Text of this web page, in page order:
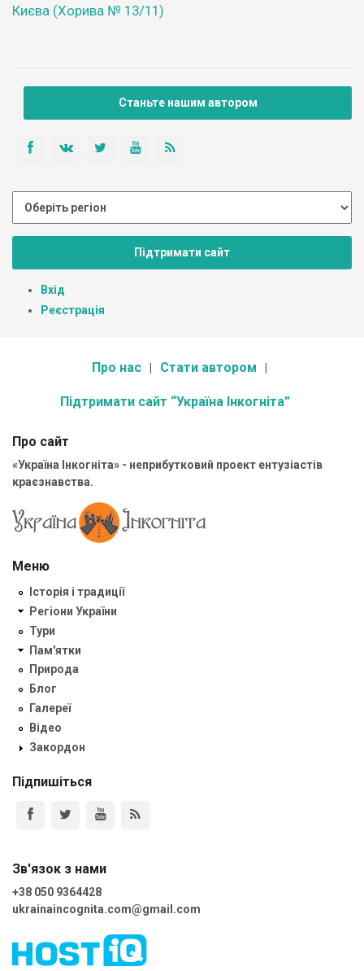
Києва (Хорива № 13/11)
Станьте нашим автором
Підтримати сайт
Вхід
Реєстрація
Про нас Стати автором
Підтримати сайт “Україна Інкогніта”
Про сайт
«Україна Інкогніта» - неприбутковий проект ентузіастів
краєзнавства.
Меню
Історія і традиції
Регіони України
Тури
Пам'ятки
Природа
Блог
Галереї
Відео
Закордон
Підпишіться
Зв'язок з нами
+38 050 9364428
ukrainaincognita.com@gmail.com